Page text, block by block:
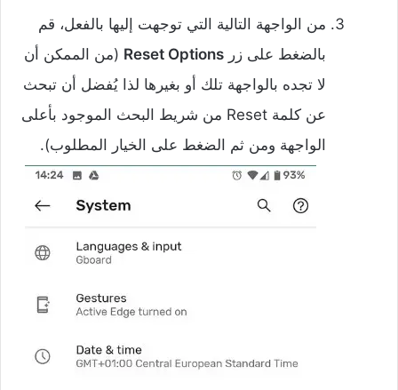
من الواجهة التالية التي توجهت إليها بالفعل، قم
بالضغط على زر Reset Options (من الممكن أن
لا تجده بالواجهة تلك أو بغيرها لذا يُفضل أن تبحث
عن كلمة Reset من شريط البحث الموجود بأعلى
الواجهة ومن ثم الضغط على الخيار المطلوب).